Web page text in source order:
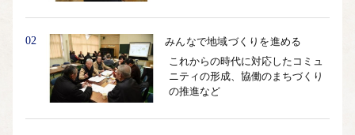
02
みんなで地域づくりを進める
これからの時代に対応したコミュ
ニティの形成、協働のまちづくり
の推進など